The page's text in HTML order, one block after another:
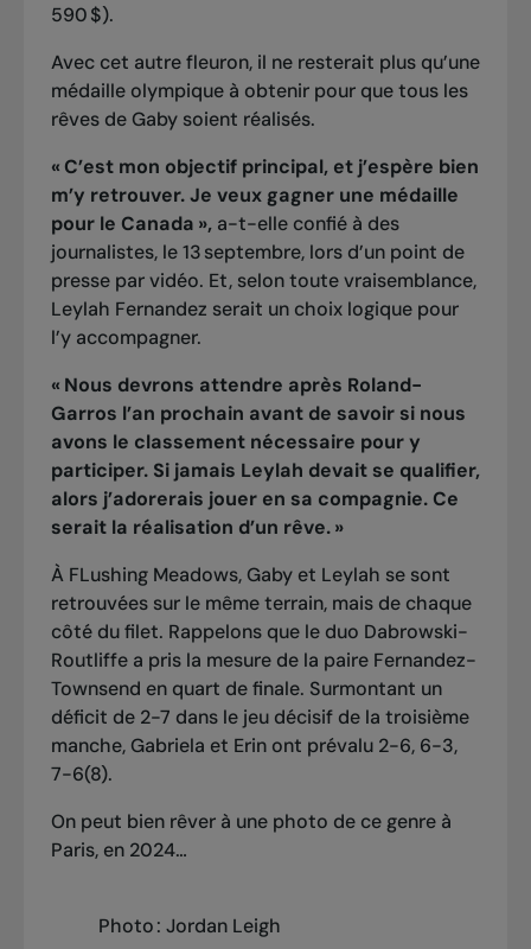
590 $).
Avec cet autre fleuron, il ne resterait plus qu’une
médaille olympique à obtenir pour que tous les
rêves de Gaby soient réalisés.
« C’est mon objectif principal, et j’espère bien
m’y retrouver. Je veux gagner une médaille
pour le Canada »,a-t-elle confié à des
journalistes, le 13 septembre, lors d’un point de
presse par vidéo. Et, selon toute vraisemblance,
Leylah Fernandez serait un choix logique pour
l’y accompagner.
« Nous devrons attendre après Roland-
Garros l’an prochain avant de savoir si nous
avons le classement nécessaire pour y
participer. Si jamais Leylah devait se qualifier,
alors j’adorerais jouer en sa compagnie. Ce
serait la réalisation d’un rêve. »
À FLushing Meadows, Gaby et Leylah se sont
retrouvées sur le même terrain, mais de chaque
côté du filet. Rappelons que le duo Dabrowski-
Routliffe a pris la mesure de la paire Fernandez-
Townsend en quart de finale. Surmontant un
déficit de 2-7 dans le jeu décisif de la troisième
manche, Gabriela et Erin ont prévalu 2-6, 6-3,
7-6(8).
On peut bien rêver à une photo de ce genre à
Paris, en 2024…
Photo : Jordan Leigh